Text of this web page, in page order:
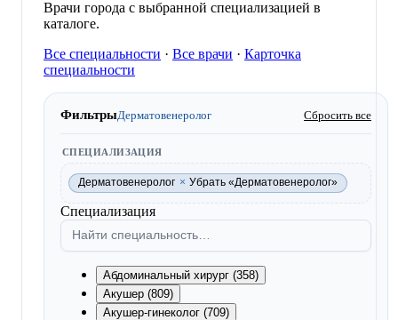
Врачи города с выбранной специализацией в
каталоге.
Все специальности · Все врачи · Карточка
специальности
ФильтрыДерматовенеролог Сбросить все
СПЕЦИАЛИЗАЦИЯ
Дерматовенеролог × Убрать «Дерматовенеролог»
Специализация
Абдоминальный хирург (358)
Акушер (809)
Акушер-гинеколог (709)